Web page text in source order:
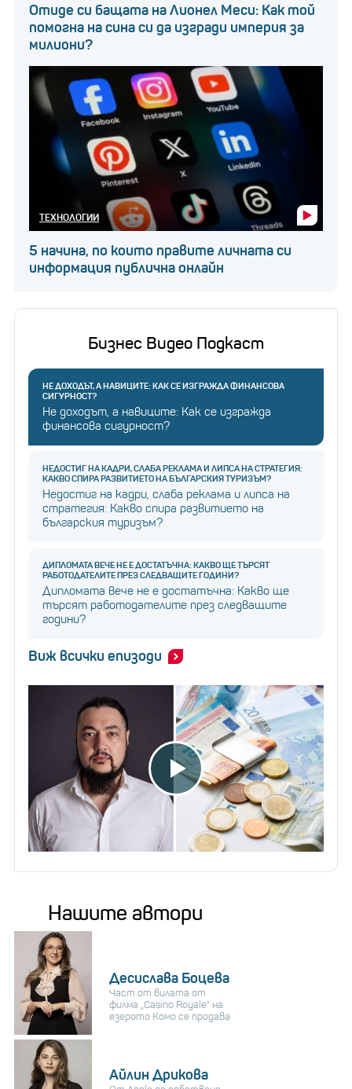
Отиде си бащата на Лионел Меси: Как той
помогна на сина си да изгради империя за
милиони?
ТЕХНОЛОГИИ
5 начина, по които правите личната си
информация публична онлайн
Бизнес Видео Подкаст
НЕ ДОХОДЪТ, А НАВИЦИТЕ: КАК СЕ ИЗГРАЖДА ФИНАНСОВА
СИГУРНОСТ?
Не доходът, а навиците: Как се изгражда
финансова сигурност?
НЕДОСТИГ НА КАДРИ, СЛАБА РЕКЛАМА И ЛИПСА НА СТРАТЕГИЯ:
КАКВО СПИРА РАЗВИТИЕТО НА БЪЛГАРСКИЯ ТУРИЗЪМ?
Недостиг на кадри, слаба реклама и липса на
стратегия: Какво спира развитието на
българския туризъм?
ДИПЛОМАТА ВЕЧЕ НЕ Е ДОСТАТЪЧНА: КАКВО ЩЕ ТЪРСЯТ
РАБОТОДАТЕЛИТЕ ПРЕЗ СЛЕДВАЩИТЕ ГОДИНИ?
Дипломата вече не е достатъчна: Какво ще
търсят работодателите през следващите
години?
Виж всички епизоди
Нашите автори
Десислава Боцева
Част от вилата от
филма „Casino Royale“ на
езерото Комо се продава
Айлин Дрикова